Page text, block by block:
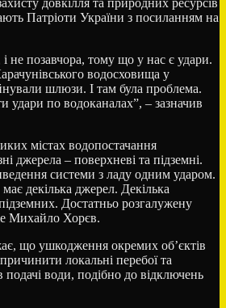
довкілля та природних ресурсів
Патріоти України з посиланням на
не позавчора, тому що у нас є удари.
водосховища у
шлюзи. І там була проблема.
удари по водоканалах”, – зазначив
містах водопостачання
джерела – поверхневі та підземні.
системи з ладу одним ударом.
декілька джерел. Декілька
Достатньо розгалужену
Михайло Хорєв.
що ушкодження окремих об’єктів
локальні перебої та
подачі води, подібно до відключень